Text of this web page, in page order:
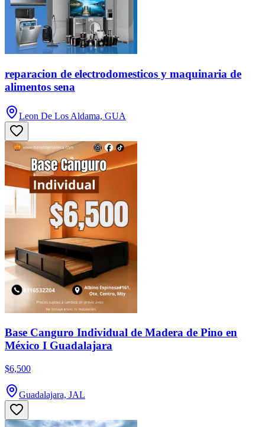
reparacion de electrodomesticos y maquinaria de
alimentos sena
Leon De Los Aldama, GUA
Base Canguro Individual de Madera de Pino en
México I Guadalajara
$6,500
Guadalajara, JAL